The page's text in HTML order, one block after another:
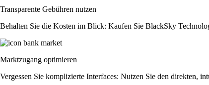
Transparente Gebühren nutzen
Behalten Sie die Kosten im Blick: Kaufen Sie BlackSky
Marktzugang optimieren
Vergessen Sie komplizierte Interfaces: Nutzen Sie den direkten,